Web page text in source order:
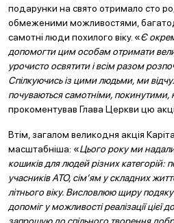
подарунки на свято отримало сто
обмеженими можливостями,
самотні люди похилого віку. «Є
допомогти цим особам отримати
урочисто освятити і всім разом
Спілкуючись із цими людьми, ми
почуваються самотніми, покинутими,
прокоментував Глава Церкви цю
Втім, загалом великодня акція
масштабніша: «Цього року ми
кошиків для людей різних категорій:
учасників АТО, сім’ям у складних
літнього віку. Висловлюю щиру
допоміг у можливості реалізації цієї